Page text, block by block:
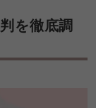
を徹底調